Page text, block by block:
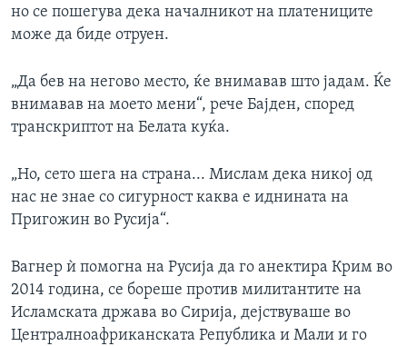
но се пошегува дека началникот на платениците
може да биде отруен.
„Да бев на негово место, ќе внимавав што јадам. Ќе
внимавав на моето мени“, рече Бајден, според
транскриптот на Белата куќа.
„Но, сето шега на страна... Мислам дека никој од
нас не знае со сигурност каква е иднината на
Пригожин во Русија“.
Вагнер ѝ помогна на Русија да го анектира Крим во
2014 година, се бореше против милитантите на
Исламската држава во Сирија, дејствуваше во
Централноафриканската Република и Мали и го